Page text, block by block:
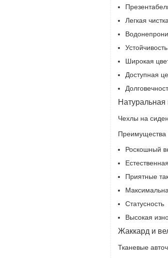
Легкая
Широкая
Доступная
Натуральная
Чехлы на
Преимущества
Роскошный
Приятные
Статусность
Высокая
Жаккард и
Тканевые